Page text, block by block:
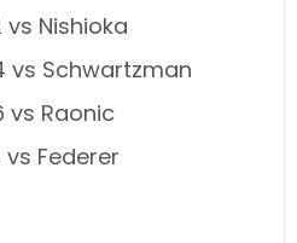
Nishioka
vs Schwartzman
vs Raonic
Federer